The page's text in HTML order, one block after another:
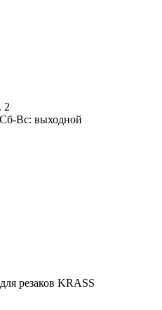
2
Вс: выходной
резаков KRASS